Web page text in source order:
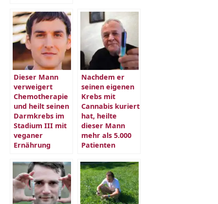
Dieser Mann
verweigert
Chemotherapie
und heilt seinen
Darmkrebs im
Stadium III mit
veganer
Ernährung
Nachdem er
seinen eigenen
Krebs mit
Cannabis kuriert
hat, heilte
dieser Mann
mehr als 5.000
Patienten